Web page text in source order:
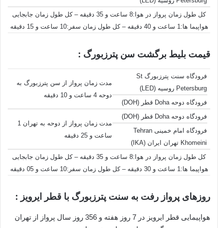
کل طول زمان پرواز در هوا:8 ساعت و 35 دقیقه – کل طول زمان جابجایی
هواپیما ها:1 ساعت و 40 دقیقه – کل طول زمان سفر:10 ساعت و 15 دقیقه
قیمت بلیط برگشت سن پترزبورگ :
فرودگاه سنت پترزبورگ St
Petersburg روسیه (LED)
مدت زمان پرواز از سن پترزبورگ به
دوحه 4 ساعت و 10 دقیقه
فرودگاه دوحه Doha قطر (DOH)
فرودگاه دوحه Doha قطر (DOH)
مدت زمان پرواز از دوحه به تهران 1
ساعت و 25 دقیقه
فرودگاه امام خمینی Tehran
Khomeini تهران ایران (IKA)
کل طول زمان پرواز در هوا:8 ساعت و 35 دقیقه – کل طول زمان جابجایی
هواپیما ها:1 ساعت و 30 دقیقه – کل طول زمان سفر:10 ساعت و 05 دقیقه
روزهای پرواز رفت به سنت پترزبورگ با قطر ایرویز :
هواپیمایی قطر ایرویز در 7 روز هفته و 356 روز سال پرواز از تهران